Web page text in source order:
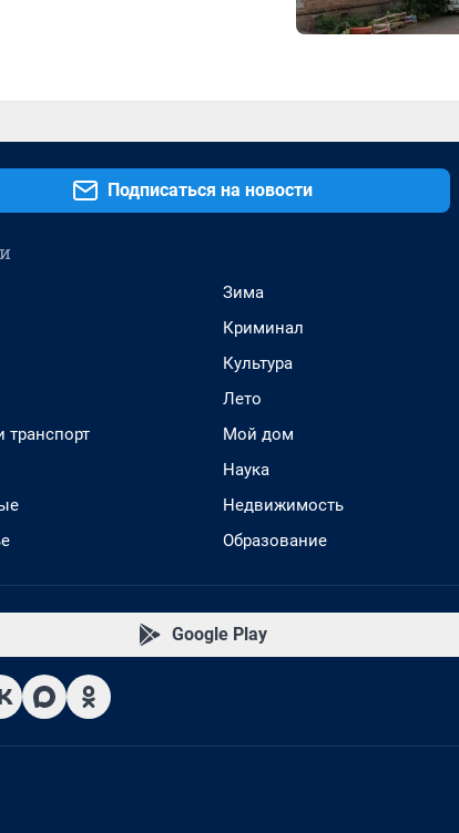
Подписаться на новости
транспорт
Зима
Криминал
Культура
Лето
Мой дом
Наука
Недвижимость
Образование
Google Play